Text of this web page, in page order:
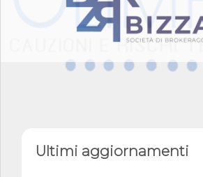
Ultimi aggiornamenti